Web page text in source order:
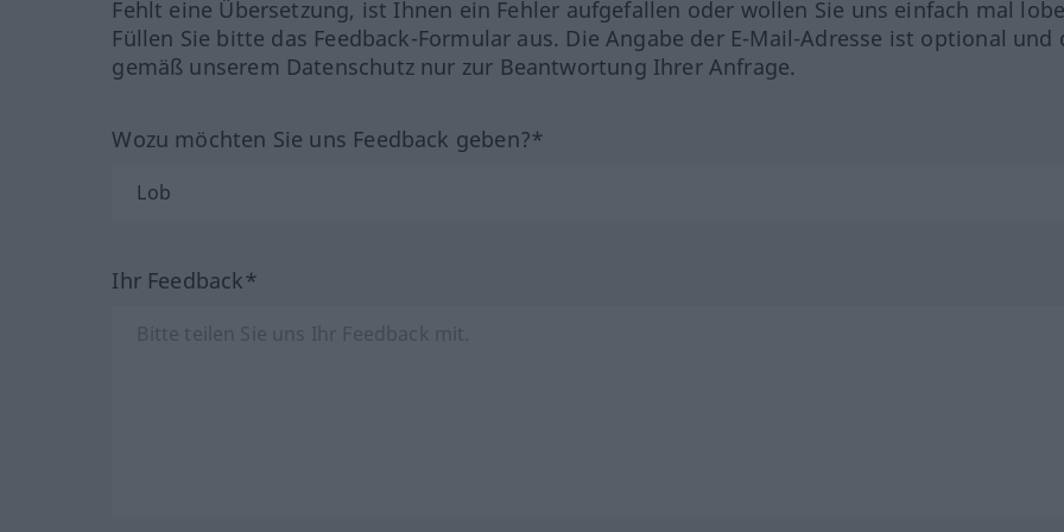
Fehlt eine Übersetzung, ist Ihnen ein Fehler aufgefallen oder wollen Sie uns einfach mal
Füllen Sie bitte das Feedback-Formular aus. Die Angabe der E-Mail-Adresse ist optional und
gemäß unserem Datenschutz nur zur Beantwortung Ihrer Anfrage.
Wozu möchten Sie uns Feedback geben?*
Ihr Feedback*